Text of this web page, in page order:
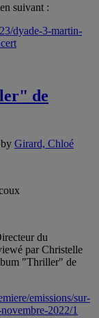
suivant :
dyade-3-martin-
de
by Girard, Chloé
du
par Christelle
"Thriller" de
emissions/sur-
2022/1